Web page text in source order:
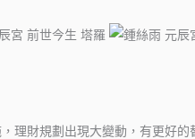
理財規劃出現大變動，有更好的